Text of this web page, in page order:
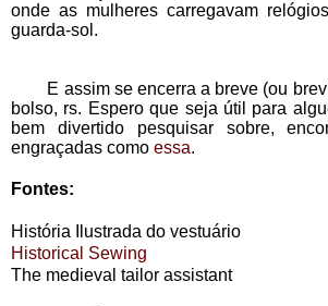
onde as mulheres carregavam
guarda-sol.
E assim se encerra a breve (ou
bolso, rs. Espero que seja útil para
bem divertido pesquisar sobre,
engraçadas como essa.
Fontes:
História Ilustrada do vestuário
Historical Sewing
The medieval tailor assistant